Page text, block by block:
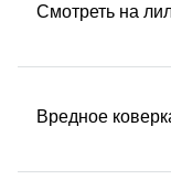
Смотреть на
Вредное